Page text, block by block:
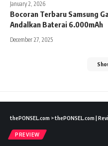
January 2, 2026
Bocoran Terbaru Samsung
Andalkan Baterai 6.000mAh
December 27, 2025
thePONSEL.com >thePONSEL.com |
PREVIEW